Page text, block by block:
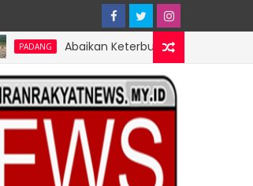
Abaikan Keterbukaan Informasi Publik,